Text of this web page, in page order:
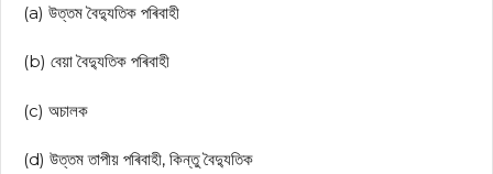
(a) উত্তম বৈদ্যুতিক পৰিবাহী
(b) বেয়া বৈদ্যুতিক পৰিবাহী
(c) অচালক
(d) উত্তম তাপীয় পৰিবাহী, কিন্তু বৈদ্যুতিক